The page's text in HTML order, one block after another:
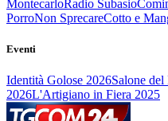
MontecarloRadio Subasio
PorroNon SprecareCotto e
Eventi
Identità Golose 2026Salone
2026L'Artigiano in Fiera 2025